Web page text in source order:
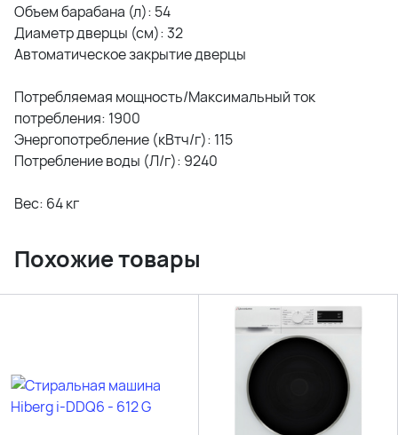
Объем барабана (л): 54
Диаметр дверцы (см): 32
Автоматическое закрытие дверцы
Потребляемая мощность/Максимальный ток
потребления: 1900
Энергопотребление (кВтч/г): 115
Потребление воды (Л/г): 9240
Вес: 64 кг
Похожие товары